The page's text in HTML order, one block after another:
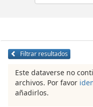
Filtrar resultados
Este dataverse no
archivos. Por favor
añadirlos.